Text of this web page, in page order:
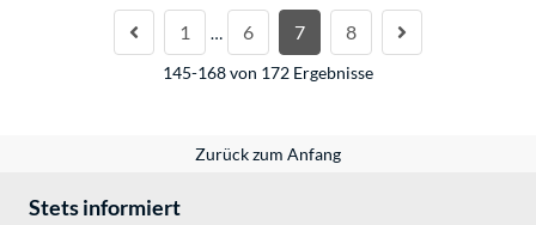
1 … 6 7 8
145-168 von 172 Ergebnisse
Zurück zum Anfang
Stets informiert